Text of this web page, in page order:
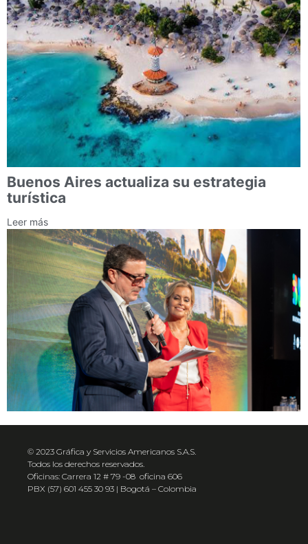
Buenos Aires actualiza su estrategia
turística
Leer más
© 2023 Gráfica y Servicios Americanos S.A.S.
Todos los derechos reservados.
Oficinas: Carrera 12 # 79 -08 oficina 606
PBX (57) 601 455 30 93 | Bogotá – Colombia